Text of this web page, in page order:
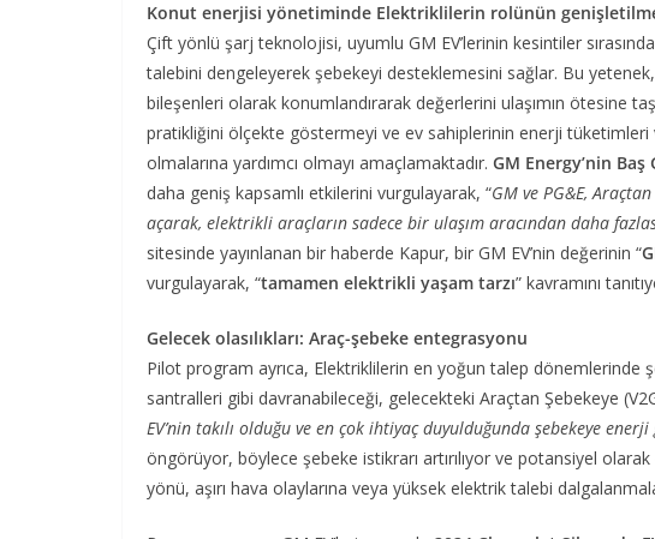
Konut enerjisi yönetiminde Elektriklilerin rolünün
Çift yönlü şarj teknolojisi, uyumlu GM EV’lerinin kesintiler
talebini dengeleyerek şebekeyi desteklemesini sağlar. Bu
bileşenleri olarak konumlandırarak değerlerini ulaşımın ötesine
pratikliğini ölçekte göstermeyi ve ev sahiplerinin enerji
olmalarına yardımcı olmayı amaçlamaktadır. GM Energy’nin
daha geniş kapsamlı etkilerini vurgulayarak, “GM ve PG&E,
açarak, elektrikli araçların sadece bir ulaşım aracından daha
sitesinde yayınlanan bir haberde Kapur, bir GM EV’nin değerinin “
vurgulayarak, “tamamen elektrikli yaşam tarzı” kavramını
Gelecek olasılıkları: Araç-şebeke entegrasyonu
Pilot program ayrıca, Elektriklilerin en yoğun talep dönemlerinde
santralleri gibi davranabileceği, gelecekteki Araçtan Şebekeye
EV’nin takılı olduğu ve en çok ihtiyaç duyulduğunda şebekeye
öngörüyor, böylece şebeke istikrarı artırılıyor ve potansiyel
yönü, aşırı hava olaylarına veya yüksek elektrik talebi